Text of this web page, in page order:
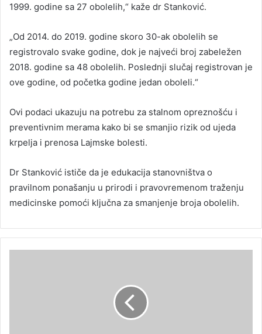
1999. godine sa 27 obolelih,“ kaže dr Stanković.
„Od 2014. do 2019. godine skoro 30-ak obolelih se
registrovalo svake godine, dok je najveći broj zabeležen
2018. godine sa 48 obolelih. Poslednji slučaj registrovan je
ove godine, od početka godine jedan oboleli.“
Ovi podaci ukazuju na potrebu za stalnom opreznošću i
preventivnim merama kako bi se smanjio rizik od ujeda
krpelja i prenosa Lajmske bolesti.
Dr Stanković ističe da je edukacija stanovništva o
pravilnom ponašanju u prirodi i pravovremenom traženju
medicinske pomoći ključna za smanjenje broja obolelih.